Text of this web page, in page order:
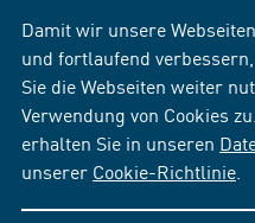
Damit wir unsere
und fortlaufend
Sie die Webseiten weiter
Verwendung von Cookies
erhalten Sie in unseren
unserer Cookie-Richtlinie